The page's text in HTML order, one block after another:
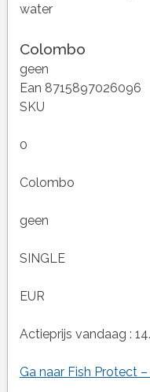
water
Colombo
geen
Ean 8715897026096
SKU
0
Colombo
geen
SINGLE
EUR
Actieprijs vandaag :
Ga naar Fish Protect